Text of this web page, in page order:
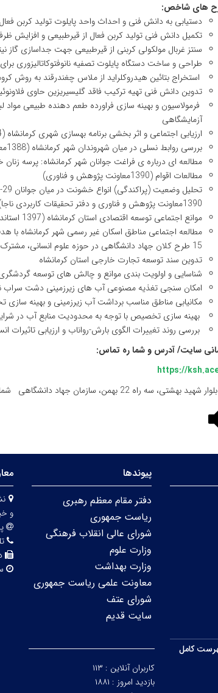
های شاخص:
دستیابی به دانش فنی و احداث واحد پایلوت تولید کربن فعال از
تکمیل دانش فنی تولید کربن فعال از قیرطبیعی و افزایش ظرفیت آن به
سنتز غربال مولکولی کربنی از قیرطبیعی جهت جداسازی گاز
طراحی و ساخت دستگاه پایلوت تصفیه نانوفتوکاتالیزوری
استخراج بتائین هیدروکلراید از ملاس چغندرقند به روش
تدوین دانش فنی تهیه ترکیب فاقد گلیسیریزین حاوی
فرمولاسیون و بهینه سازی فراورده طعم دهنده طبیعی
آزمایشگاهی
ارزیابی اجتماعی و اثر بخشی برنامه بهسازی شهری کرمانشاه (1384 بانک جهانی)
بررسی روابط نسلی در میان شهروندان شهر کرمانشاه (1388معاونت پژوهش و فناوری)
مطالعه ای درباره ی فراغت جوانان شهر کرمانشاه: پرسه زنان خیابان دبیر اعظم
مطالعات اقوام (1390معاونت پژوهش و فناوری)
1390معاونت پژوهش و فناوری و دفتر تحقیقات کاربردی ناجا)
موانع اجتماعی توسعه اقتصادی استان کرمانشاه (1397 استانداری کرمانشاه)
15 طرح کلان جهاد دانشگاهی در حوزه علوم انسانی، مشترک معاونت پژوهش و فناوری و کارفرمای استانی) 1399
تدوین سند توسعه تجارت خارجی استان کرمانشاه
شناسایی و اولویت بندی موانع و چالش های توسعه گردشگری
امکان سنجی تغذیه مصنوعی آب های زیرزمینی دشت سراب
مکانیابی مناطق مناسب برداشت آب زیرزمینی و بهینه
بهینه سازی تخصیص با توجه به محدودیت منابع آب در
بررسی روند تغییرات الگوی بارش-رواناب و ارزیابی
سایت/ آدرس و شما ره تماس:
سه راه 22 بهمن، سازمان جهاد دانشگاهی شماره تماس 31031-083
کامل
پیوندها
دفتر مقام معظم رهبری
ریاست جمهوری
شورای عالی انقلاب فرهنگی
وزارت علوم
وزارت بهداشت
معاونت علمی ریاست جمهوری
شورای عتف
سایت قدیم
کاربران آنلاین : ۱۱۳
بازدید امروز : ۱۸۸۱
و